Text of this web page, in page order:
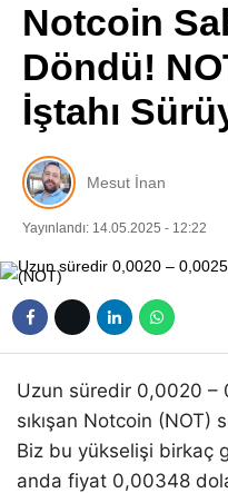
Notcoin
Döndü!
İştahı
Mesut İnan
Yayınlandı: 14.05.2025 - 12:22
Uzun süredir 0,0020 –
sıkışan Notcoin
Biz bu yükselişi birkaç
anda fiyat 0,00348